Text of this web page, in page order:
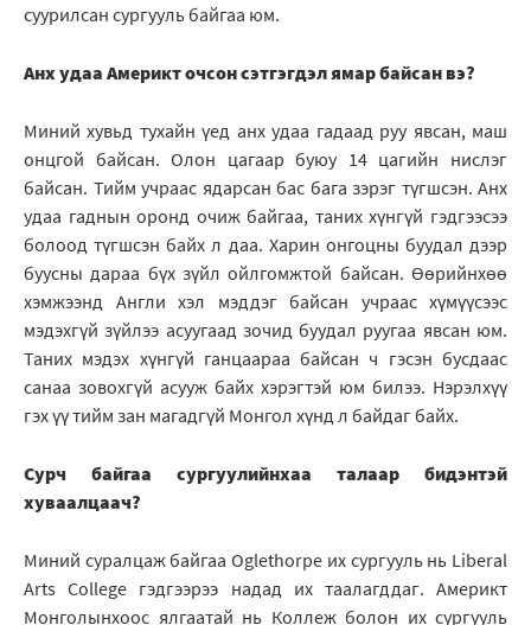
суурилсан сургууль байгаа юм.
Анх удаа Америкт очсон сэтгэгдэл ямар байсан вэ?
Миний хувьд тухайн үед анх удаа гадаад руу явсан, маш
онцгой байсан. Олон цагаар буюу 14 цагийн нислэг
байсан. Тийм учраас ядарсан бас бага зэрэг түгшсэн. Анх
удаа гаднын оронд очиж байгаа, таних хүнгүй гэдгээсээ
болоод түгшсэн байх л даа. Харин онгоцны буудал дээр
буусны дараа бүх зүйл ойлгомжтой байсан. Өөрийнхөө
хэмжээнд Англи хэл мэддэг байсан учраас хүмүүсээс
мэдэхгүй зүйлээ асуугаад зочид буудал руугаа явсан юм.
Таних мэдэх хүнгүй ганцаараа байсан ч гэсэн бусдаас
санаа зовохгүй асууж байх хэрэгтэй юм билээ. Нэрэлхүү
гэх үү тийм зан магадгүй Монгол хүнд л байдаг байх.
Сурч байгаа сургуулийнхаа талаар бидэнтэй
хуваалцаач?
Миний суралцаж байгаа Oglethorpe их сургууль нь Liberal
Arts College гэдгээрээ надад их таалагддаг. Америкт
Монголынхоос ялгаатай нь Коллеж болон их сургууль